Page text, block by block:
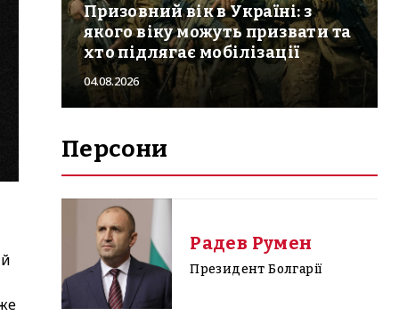
Призовний вік в Україні: з
якого віку можуть призвати та
хто підлягає мобілізації
04.08.2026
Персони
Радев Румен
Президент Болгарії